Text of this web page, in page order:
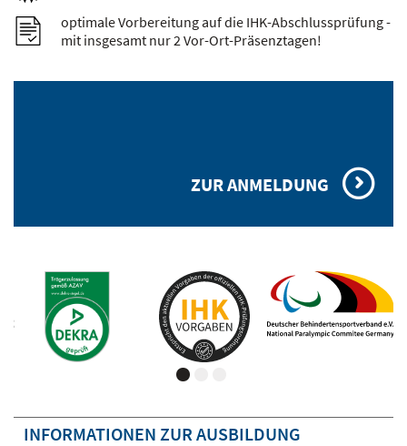
optimale Vorbereitung auf die IHK-Abschlussprüfung -
mit insgesamt nur 2 Vor-Ort-Präsenztagen!
ZUR ANMELDUNG
INFORMATIONEN ZUR AUSBILDUNG